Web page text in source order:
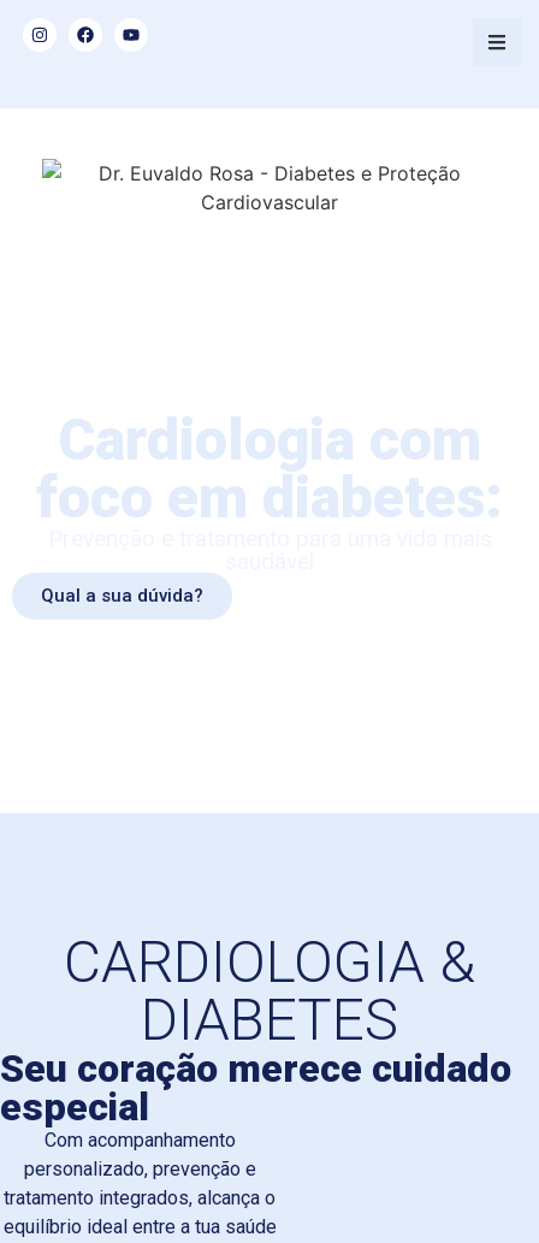
Cardiologia com
foco em diabetes:
Qual a sua dúvida?
CARDIOLOGIA &
DIABETES
Seu coração merece cuidado
especial
Com acompanhamento
personalizado, prevenção e
tratamento integrados, alcança o
equilíbrio ideal entre a tua saúde